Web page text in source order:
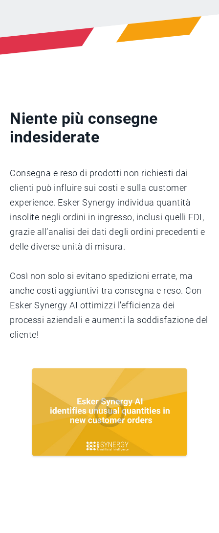
Niente più consegne
indesiderate
Consegna e reso di prodotti non richiesti dai
clienti può influire sui costi e sulla customer
experience. Esker Synergy individua quantità
insolite negli ordini in ingresso, inclusi quelli EDI,
grazie all’analisi dei dati degli ordini precedenti e
delle diverse unità di misura.
Così non solo si evitano spedizioni errate, ma
anche costi aggiuntivi tra consegna e reso. Con
Esker Synergy AI ottimizzi l'efficienza dei
processi aziendali e aumenti la soddisfazione del
cliente!